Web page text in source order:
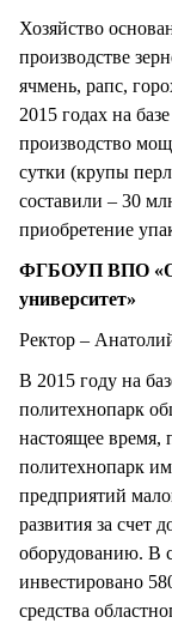
Хозяйство
производстве
ячмень, рапс,
2015 годах на
производство
сутки (крупы
составили – 30
приобретение
ФГБОУП ВПО
университет»
Ректор –
В 2015 году на
политехнопарк
настоящее
политехнопарк
предприятий
развития за счет
оборудованию. В
инвестировано
средства